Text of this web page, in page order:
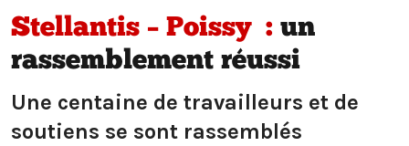
Stellantis – Poissy : un
rassemblement réussi
Une centaine de travailleurs et de
soutiens se sont rassemblés